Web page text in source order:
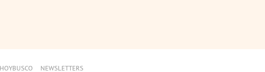
HOYBUSCO NEWSLETTERS